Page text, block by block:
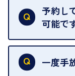
がござい
予約し
可能で
申し訳あ
おりませ
一度手